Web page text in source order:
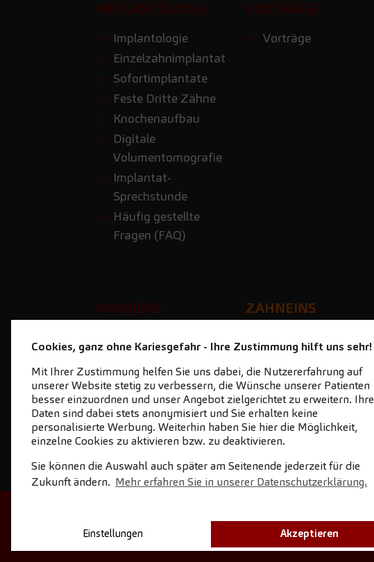
IMPLANTOLOGIE
Implantologie
Einzelzahnimplantat
Sofortimplantate
Feste Dritte Zähne
Knochenaufbau
Digitale
Volumentomografie
Implantat-
Sprechstunde
Häufig gestellte
Fragen (FAQ)
VORTRÄGE
Vorträge
KARRIERE
Stellenangebote
Ihre Vorteile
Geschichten aus der
Praxis
Initiativbewerbung
ZAHNEINS
KONTAKT
NEWSLETTER
DOWNLOAD
Cookies, ganz ohne Kariesgefahr - Ihre Zustimmung hilft uns sehr!
Mit Ihrer Zustimmung helfen Sie uns dabei, die Nutzererfahrung auf
unserer Website stetig zu verbessern, die Wünsche unserer Patienten
besser einzuordnen und unser Angebot zielgerichtet zu erweitern. Ihre
Daten sind dabei stets anonymisiert und Sie erhalten keine
personalisierte Werbung. Weiterhin haben Sie hier die Möglichkeit,
einzelne Cookies zu aktivieren bzw. zu deaktivieren.
Sie können die Auswahl auch später am Seitenende jederzeit für die
Zukunft ändern. Mehr erfahren Sie in unserer Datenschutzerklärung.
Akzeptieren
Einstellungen